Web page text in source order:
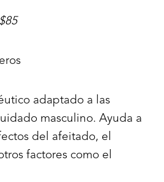
adaptado a las
masculino. Ayuda a
del afeitado, el
factores como el